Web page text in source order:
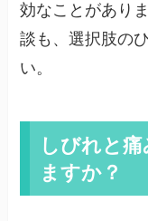
効なことがあり
談も、選択肢の
い。
しびれと
ますか？